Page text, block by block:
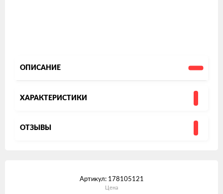
ОПИСАНИЕ
ХАРАКТЕРИСТИКИ
ОТЗЫВЫ
Артикул: 178105121
Цена